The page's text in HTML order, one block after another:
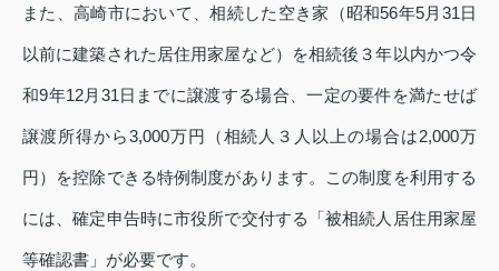
また、高崎市において、相続した空き家（昭和56年5月31日
以前に建築された居住用家屋など）を相続後３年以内かつ令
和9年12月31日までに譲渡する場合、一定の要件を満たせば
譲渡所得から3,000万円（相続人３人以上の場合は2,000万
円）を控除できる特例制度があります。この制度を利用する
には、確定申告時に市役所で交付する「被相続人居住用家屋
等確認書」が必要です。